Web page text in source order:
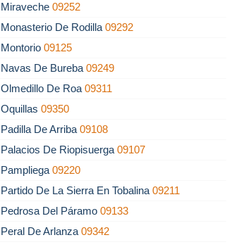
Miraveche09252
Monasterio De Rodilla09292
Montorio09125
Navas De Bureba09249
Olmedillo De Roa09311
Oquillas09350
Padilla De Arriba09108
Palacios De Riopisuerga09107
Pampliega09220
Partido De La Sierra En Tobalina09211
Pedrosa Del Páramo09133
Peral De Arlanza09342